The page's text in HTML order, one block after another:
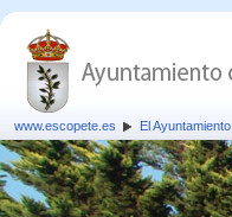
www.escopete.es El Ayuntamiento